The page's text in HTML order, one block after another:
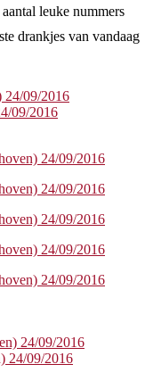
leuke nummers
drankjes van vandaag
09/2016
24/09/2016